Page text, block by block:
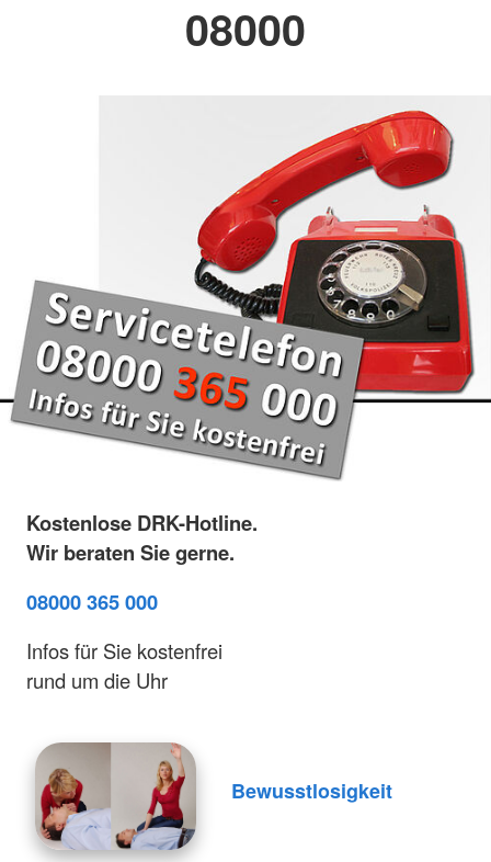
08000
Kostenlose DRK-Hotline.
Wir beraten Sie gerne.
08000 365 000
Infos für Sie kostenfrei
rund um die Uhr
Bewusstlosigkeit